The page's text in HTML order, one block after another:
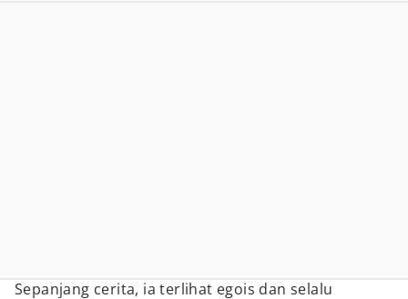
Sepanjang cerita, ia terlihat egois dan selalu